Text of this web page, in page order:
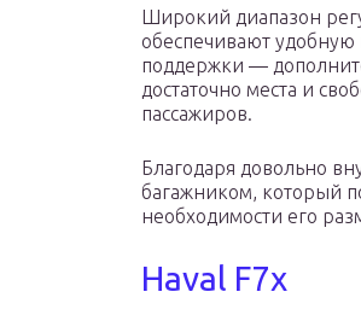
Широкий диапазон
обеспечивают удобную
поддержки —
достаточно места и
пассажиров.
Благодаря довольно
багажником, который
необходимости его
Haval F7x